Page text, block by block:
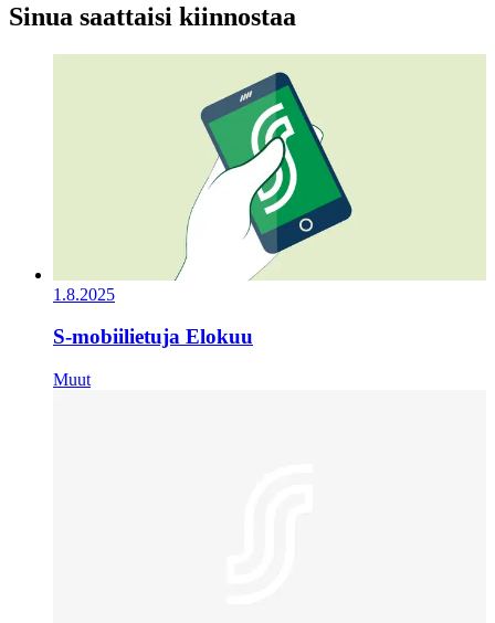
Sinua saattaisi kiinnostaa
1.8.2025
S-mobiilietuja Elokuu
Muut